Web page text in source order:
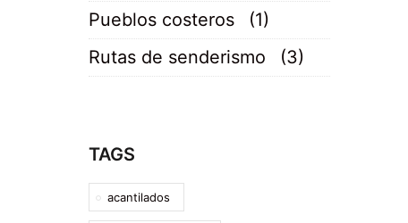
Pueblos costeros
(1)
Rutas de senderismo
(3)
TAGS
acantilados